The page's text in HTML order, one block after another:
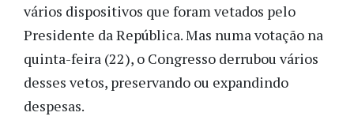
vários dispositivos que foram vetados pelo
Presidente da República. Mas numa votação na
quinta-feira (22), o Congresso derrubou vários
desses vetos, preservando ou expandindo
despesas.